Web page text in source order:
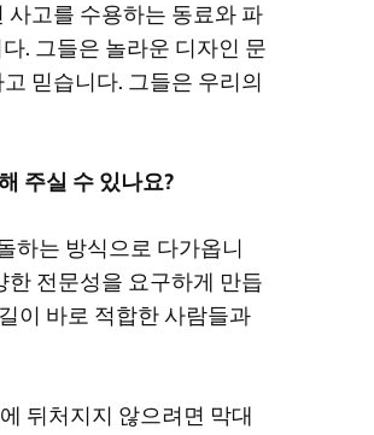
사고를 수용하는 동료와 파
. 그들은 놀라운 디자인 문
믿습니다. 그들은 우리의
주실 수 있나요?
하는 방식으로 다가옵니
한 전문성을 요구하게 만듭
이 바로 적합한 사람들과
뒤처지지 않으려면 막대